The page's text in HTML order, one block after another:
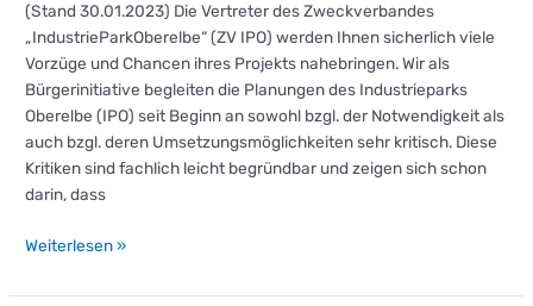
(Stand 30.01.2023) Die Vertreter des Zweckverbandes
„IndustrieParkOberelbe“ (ZV IPO) werden Ihnen sicherlich viele
Vorzüge und Chancen ihres Projekts nahebringen. Wir als
Bürgerinitiative begleiten die Planungen des Industrieparks
Oberelbe (IPO) seit Beginn an sowohl bzgl. der Notwendigkeit als
auch bzgl. deren Umsetzungsmöglichkeiten sehr kritisch. Diese
Kritiken sind fachlich leicht begründbar und zeigen sich schon
darin, dass
Weiterlesen »